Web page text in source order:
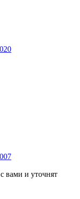
вами и уточнят